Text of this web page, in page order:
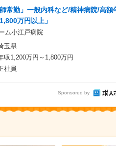
師常勤」一般内科など/精神病院/高額
万円以上」
ム小江戸病院
玉県
収1,200万円～1,800万円
社員
Sponsored by